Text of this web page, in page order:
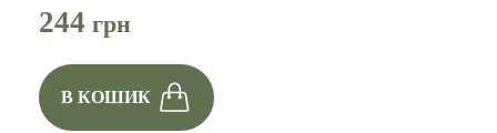
244 грн
В КОШИК